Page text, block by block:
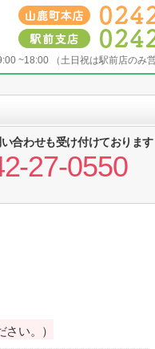
~18:00 （土日祝は駅前店の
合わせも受け付けております
27-0550
い。）